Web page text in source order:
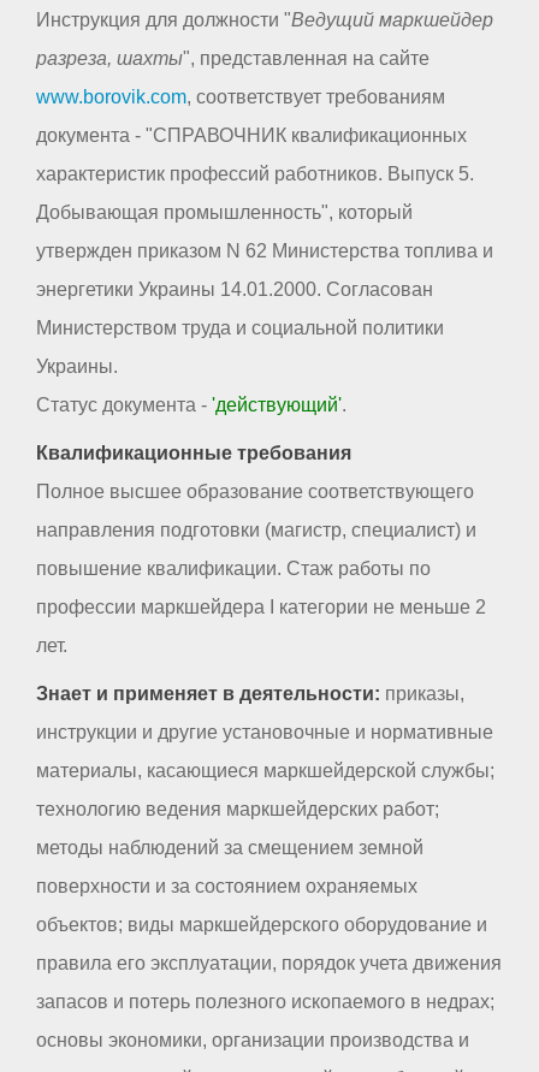
Инструкция для должности "Ведущий маркшейдер
разреза, шахты", представленная на сайте
www.borovik.com, соответствует требованиям
документа - "СПРАВОЧНИК квалификационных
характеристик профессий работников. Выпуск 5.
Добывающая промышленность", который
утвержден приказом N 62 Министерства топлива и
энергетики Украины 14.01.2000. Согласован
Министерством труда и социальной политики
Украины.
Статус документа - 'действующий'.
Квалификационные требования
Полное высшее образование соответствующего
направления подготовки (магистр, специалист) и
повышение квалификации. Стаж работы по
профессии маркшейдера I категории не меньше 2
лет.
Знает и применяет в деятельности: приказы,
инструкции и другие установочные и нормативные
материалы, касающиеся маркшейдерской службы;
технологию ведения маркшейдерских работ;
методы наблюдений за смещением земной
поверхности и за состоянием охраняемых
объектов; виды маркшейдерского оборудование и
правила его эксплуатации, порядок учета движения
запасов и потерь полезного ископаемого в недрах;
основы экономики, организации производства и